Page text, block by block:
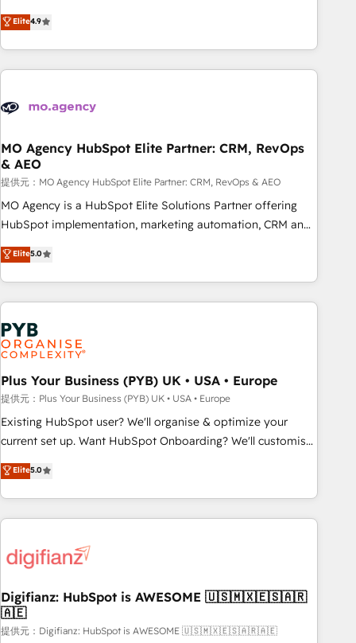
technologies and automating their marketing and sales
processes to generate growth. Our offer spans from
Strategy to Operations. We specialize in CRM onboarding
and implementation, web design, sales & marketing
experience working with tech companies and
empowering our clients and developing their autonomy. Get
to grips with HubSpot through guided implementation and
seamless integration of the CRM platform into your digital
ecosystem. Would you like support in deploying your
inbound marketing strategy? We'll provide support tailored
we are part of the most certified Canadian agencies, and we
both hold Onboarding Accreditations. Based in Canada
Elite4.9
MO Agency HubSpot Elite Partner: CRM, RevOps
& AEO
提供元：MO Agency HubSpot Elite Partner: CRM, RevOps & AEO
MO Agency is a HubSpot Elite Solutions Partner offering
HubSpot implementation, marketing automation, CRM and
RevOps consulting, data architecture, sales enablement,
lifecycle automation, lead scoring and revenue reporting.
HubSpot, Salesforce and integrated enterprise stacks.
Digital Marketing, Answer Engine Optimisation, and
Generative Engine Optimisation (AI Search), HubSpot
Content Hub, WordPress development, B2B SEO, paid
media, and content. We work with enterprise and growth-
led companies across technology, professional services,
financial services and industrial sectors. Offices in
Johannesburg, Cape Town and London. 500+ HubSpot CRM
implementations delivered. AI visibility coverage across
Overviews. HubSpot Impact Award - Customer First
HubSpot Impact Award - Integrations Innovation HubSpot
professionals.
Elite5.0
Plus Your Business (PYB) UK • USA • Europe
提供元：Plus Your Business (PYB) UK • USA • Europe
Existing HubSpot user? We'll organise & optimize your
current set up. Want HubSpot Onboarding? We'll customise
your CRM & automate your business processes. Welcome
to our Profile! We can help with... • CRM implementation,
reports & workflows, and team training • CRM migration:
Salesforce, Pipedrive, Dynamics etc • Technical projects inc.
Netsuite A little about us... • Boutique 'Elite' Team (12 super
Hub, Service Hub, Data Hub and Website (CMS) • ISO/IEC
27001:2022, ISO 9001:2015 and now... ISO 42001: 2023
certified • Exclusive AI 'GuardHub' governance framework,
Elite5.0
Digifianz: HubSpot is AWESOME 🇺🇸🇲🇽🇪🇸🇦🇷
🇦🇪
提供元：Digifianz: HubSpot is AWESOME 🇺🇸🇲🇽🇪🇸🇦🇷🇦🇪